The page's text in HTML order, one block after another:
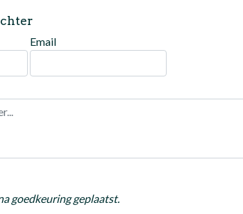
Email
goedkeuring geplaatst.